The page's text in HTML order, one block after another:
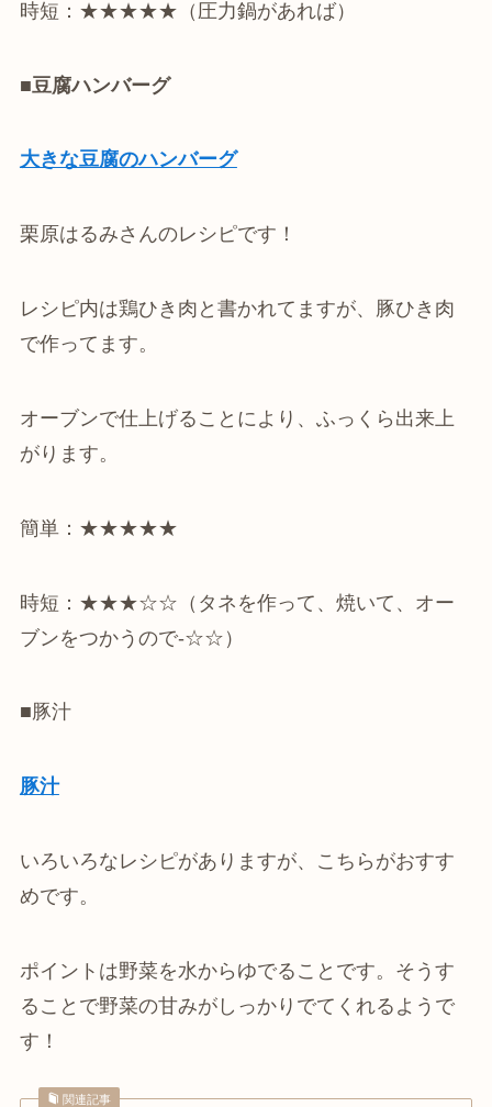
時短：★★★★★（圧力鍋があれば）
■豆腐ハンバーグ
大きな豆腐のハンバーグ
栗原はるみさんのレシピです！
レシピ内は鶏ひき肉と書かれてますが、豚ひき肉
で作ってます。
オーブンで仕上げることにより、ふっくら出来上
がります。
簡単：★★★★★
時短：★★★☆☆（タネを作って、焼いて、オー
ブンをつかうので-☆☆）
■豚汁
豚汁
いろいろなレシピがありますが、こちらがおすす
めです。
ポイントは野菜を水からゆでることです。そうす
ることで野菜の甘みがしっかりでてくれるようで
す！
関連記事